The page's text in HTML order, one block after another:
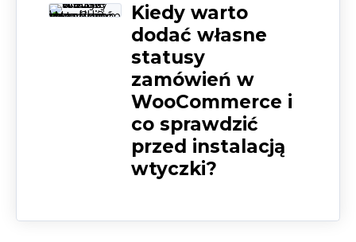
Kiedy warto
dodać własne
statusy
zamówień w
WooCommerce i
co sprawdzić
przed instalacją
wtyczki?